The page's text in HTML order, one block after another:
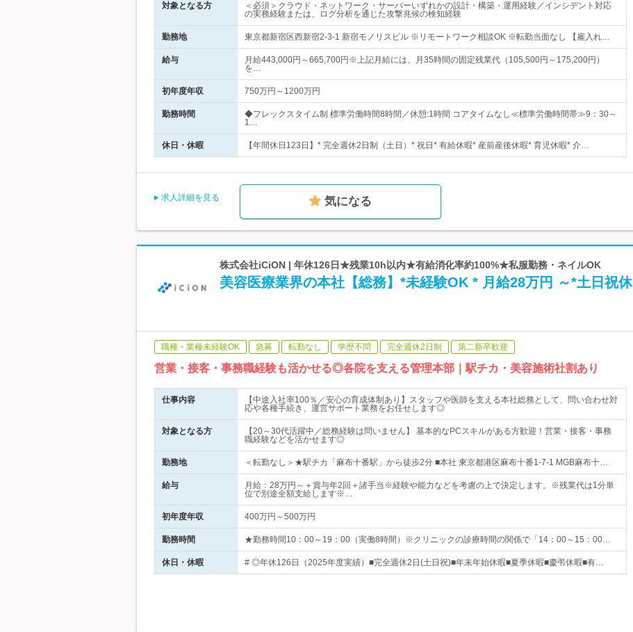
対象となる方
＜必須＞クラウド・ネットワーク・サーバーいずれかの設計・構築・運用経験／インシデント対応
の実務経験または、ログ分析を通じた攻撃兆候の検知経験
勤務地 東京都新宿区西新宿2-3-1 新宿モノリスビル ※リモートワーク相談OK ※転勤当面なし 【雇入れ…
給与
月給443,000円～665,700円※上記月給には、月35時間の固定残業代（105,500円～175,200円）
を…
初年度年収 750万円～1200万円
勤務時間
◆フレックスタイム制 標準労働時間8時間／休憩:1時間 コアタイムなし≪標準労働時間帯≫9：30～
1…
休日・休暇 【年間休日123日】* 完全週休2日制（土日）* 祝日* 有給休暇* 産前産後休暇* 育児休暇* 介…
求人詳細を見る 気になる
株式会社iCiON | 年休126日★残業10h以内★有給消化率約100%★私服勤務・ネイルOK
美容医療業界の本社【総務】*未経験OK * 月給28万円 ～*土日祝休
職種・業種未経験OK 急募 転勤なし 学歴不問 完全週休2日制 第二新卒歓迎
営業・接客・事務職経験も活かせる◎各院を支える管理本部｜駅チカ・美容施術社割あり
仕事内容
【中途入社率100％／安心の育成体制あり】スタッフや医師を支える本社総務として、問い合わせ対
応や各種手続き、運営サポート業務をお任せします◎
対象となる方
【20～30代活躍中／総務経験は問いません】 基本的なPCスキルがある方歓迎！営業・接客・事務
職経験などを活かせます◎
勤務地 ＜転勤なし＞★駅チカ「麻布十番駅」から徒歩2分 ■本社 東京都港区麻布十番1-7-1 MGB麻布十…
給与
月給：28万円～＋賞与年2回＋諸手当※経験や能力などを考慮の上で決定します。※残業代は1分単
位で別途全額支給します※…
初年度年収 400万円～500万円
勤務時間 ★勤務時間10：00～19：00（実働8時間）※クリニックの診療時間の関係で「14：00～15：00…
休日・休暇 # ◎年休126日（2025年度実績）■完全週休2日(土日祝)■年末年始休暇■夏季休暇■慶弔休暇■有…